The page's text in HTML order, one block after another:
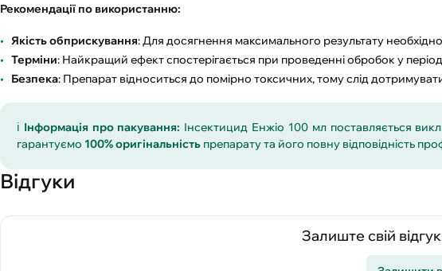
Рекомендації по використанню:
Якість обприскування: Для досягнення максимального результату
Терміни: Найкращий ефект спостерігається при проведенні обробок у
Безпека: Препарат відноситься до помірно токсичних, тому слід
ℹ️ Інформація про пакування: Інсектицид Енжіо 100 мл поставляється
гарантуємо 100% оригінальність препарату та його повну відповідність
Відгуки
Залиште свій